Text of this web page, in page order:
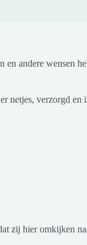
andere wensen
netjes, verzorgd en
zij hier omkijken